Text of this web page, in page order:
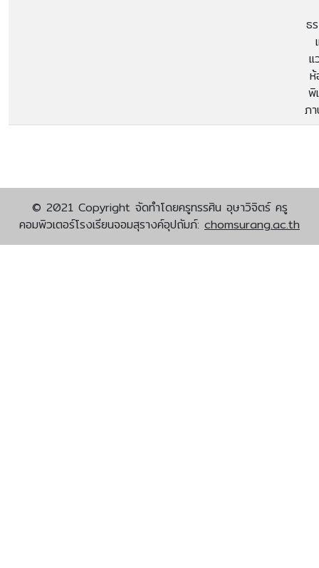
ธ
แ
ห้
พิ
ภ
© 2021 Copyright จัดทำโดยครูทรรศิน อุษาวิจิตร์ ครู
คอมพิวเตอร์โรงเรียนจอมสุรางค์อุปถัมภ์: chomsurang.ac.th